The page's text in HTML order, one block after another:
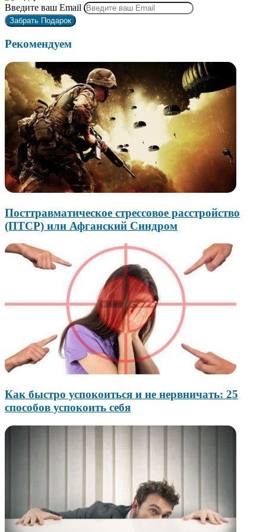
Введите ваш Email
Рекомендуем
Посттравматическое стрессовое расстройство
(ПТСР) или Афганский Синдром
Как быстро успокоиться и не нервничать: 25
способов успокоить себя